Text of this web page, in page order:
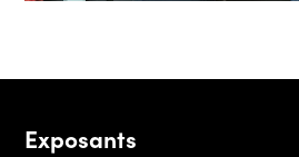
Exposants